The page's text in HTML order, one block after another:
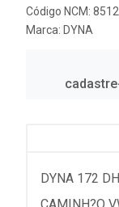
Código NCM:
Marca: DYNA
DYNA 172
CAMINH?O